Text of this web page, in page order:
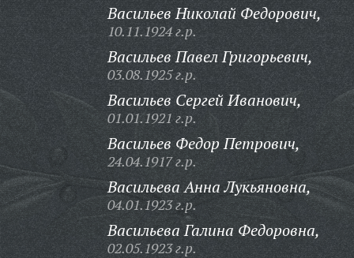
Васильев Николай Федорович,
10.11.1924 г.р.
Васильев Павел Григорьевич,
03.08.1925 г.р.
Васильев Сергей Иванович,
01.01.1921 г.р.
Васильев Федор Петрович,
24.04.1917 г.р.
Васильева Анна Лукьяновна,
04.01.1923 г.р.
Васильева Галина Федоровна,
02.05.1923 г.р.